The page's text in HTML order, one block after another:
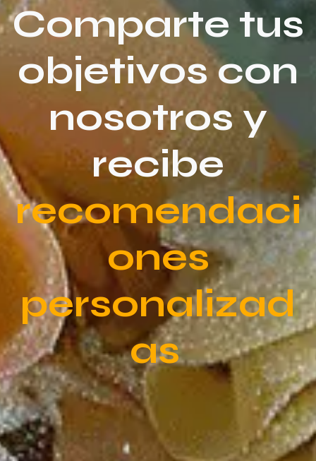
Comparte tus
objetivos con
nosotros y
recibe
recomendaci
ones
personalizad
as​